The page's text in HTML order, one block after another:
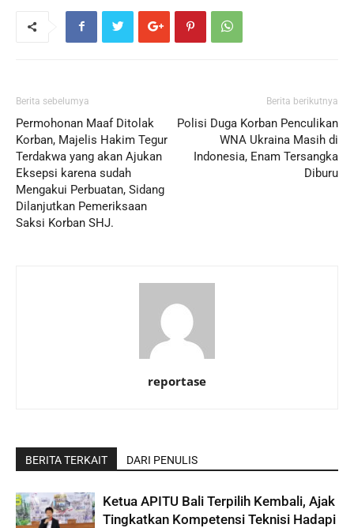
Berita sebelumya
Permohonan Maaf Ditolak
Korban, Majelis Hakim Tegur
Terdakwa yang akan Ajukan
Eksepsi karena sudah
Mengakui Perbuatan, Sidang
Dilanjutkan Pemeriksaan
Saksi Korban SHJ.
Berita berikutnya
Polisi Duga Korban Penculikan
WNA Ukraina Masih di
Indonesia, Enam Tersangka
Diburu
reportase
BERITA TERKAIT DARI PENULIS
Ketua APITU Bali Terpilih Kembali, Ajak
Tingkatkan Kompetensi Teknisi Hadapi